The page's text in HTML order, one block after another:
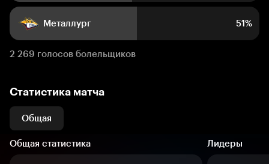
Металлург 51%
2 269 голосов болельщиков
Статистика матча
Общая
Общая статистика Лидеры